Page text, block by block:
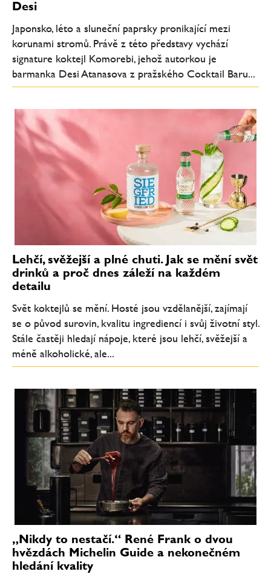
Desi
Japonsko, léto a sluneční paprsky pronikající mezi
korunami stromů. Právě z této představy vychází
signature koktejl Komorebi, jehož autorkou je
barmanka Desi Atanasova z pražského Cocktail Baru...
Lehčí, svěžejší a plné chuti. Jak se mění svět
drinků a proč dnes záleží na každém
detailu
Svět koktejlů se mění. Hosté jsou vzdělanější, zajímají
se o původ surovin, kvalitu ingrediencí i svůj životní styl.
Stále častěji hledají nápoje, které jsou lehčí, svěžejší a
méně alkoholické, ale...
„Nikdy to nestačí.“ René Frank o dvou
hvězdách Michelin Guide a nekonečném
hledání kvality